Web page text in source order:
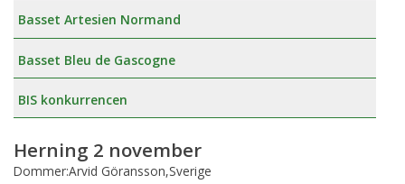
Basset Artesien Normand
Basset Bleu de Gascogne
BIS konkurrencen
Herning 2 november
Dommer:Arvid Göransson,Sverige